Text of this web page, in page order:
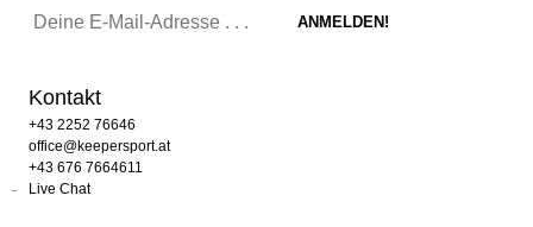
Kontakt
+43 2252 76646
office@keepersport.at
+43 676 7664611
Live Chat